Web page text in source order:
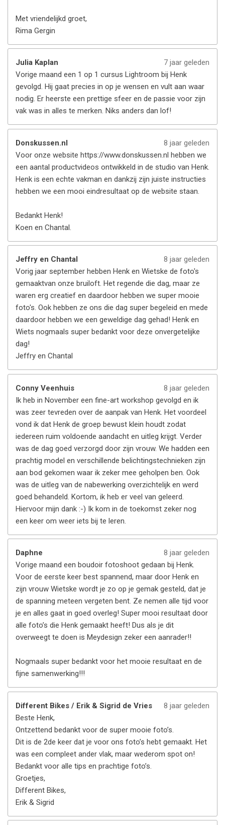
Met vriendelijkd groet,
Rima Gergin
Julia Kaplan
7 jaar geleden
Vorige maand een 1 op 1 cursus Lightroom bij Henk
gevolgd. Hij gaat precies in op je wensen en vult aan waar
nodig. Er heerste een prettige sfeer en de passie voor zijn
vak was in alles te merken. Niks anders dan lof!
Donskussen.nl
8 jaar geleden
Voor onze website https://www.donskussen.nl hebben we
een aantal productvideos ontwikkeld in de studio van Henk.
Henk is een echte vakman en dankzij zijn juiste instructies
hebben we een mooi eindresultaat op de website staan.
Bedankt Henk!
Koen en Chantal.
Jeffry en Chantal
8 jaar geleden
Vorig jaar september hebben Henk en Wietske de foto's
gemaaktvan onze bruiloft. Het regende die dag, maar ze
waren erg creatief en daardoor hebben we super mooie
foto's. Ook hebben ze ons die dag super begeleid en mede
daardoor hebben we een geweldige dag gehad! Henk en
Wiets nogmaals super bedankt voor deze onvergetelijke
dag!
Jeffry en Chantal
Conny Veenhuis
8 jaar geleden
Ik heb in November een fine-art workshop gevolgd en ik
was zeer tevreden over de aanpak van Henk. Het voordeel
vond ik dat Henk de groep bewust klein houdt zodat
iedereen ruim voldoende aandacht en uitleg krijgt. Verder
was de dag goed verzorgd door zijn vrouw. We hadden een
prachtig model en verschillende belichtingstechnieken zijn
aan bod gekomen waar ik zeker mee geholpen ben. Ook
was de uitleg van de nabewerking overzichtelijk en werd
goed behandeld. Kortom, ik heb er veel van geleerd.
Hiervoor mijn dank :-) Ik kom in de toekomst zeker nog
een keer om weer iets bij te leren.
Daphne
8 jaar geleden
Vorige maand een boudoir fotoshoot gedaan bij Henk.
Voor de eerste keer best spannend, maar door Henk en
zijn vrouw Wietske wordt je zo op je gemak gesteld, dat je
de spanning meteen vergeten bent. Ze nemen alle tijd voor
je en alles gaat in goed overleg! Super mooi resultaat door
alle foto’s die Henk gemaakt heeft! Dus als je dit
overweegt te doen is Meydesign zeker een aanrader!!
Nogmaals super bedankt voor het mooie resultaat en de
fijne samenwerking!!!
Different Bikes / Erik & Sigrid de Vries
8 jaar geleden
Beste Henk,
Ontzettend bedankt voor de super mooie foto’s.
Dit is de 2de keer dat je voor ons foto’s hebt gemaakt. Het
was een compleet ander vlak, maar wederom spot on!
Bedankt voor alle tips en prachtige foto’s.
Groetjes,
Different Bikes,
Erik & Sigrid